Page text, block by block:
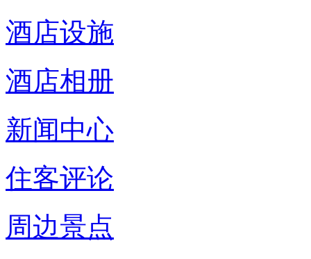
酒店设施
酒店相册
新闻中心
住客评论
周边景点